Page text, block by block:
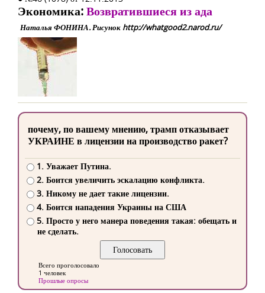
Экономика:Возвратившиеся из ада
Наталья ФОНИНА. Рисунок http://whatgood2.narod.ru/
почему, по вашему мнению, трамп отказывает
УКРАИНЕ в лицензии на производство ракет?
1. Уважает Путина.
2. Боится увеличить эскалацию конфликта.
3. Никому не дает такие лицензии.
4. Боится нападения Украины на США
5. Просто у него манера поведения такая: обещать и
не сделать.
Всего проголосовало
1 человек
Прошлые опросы